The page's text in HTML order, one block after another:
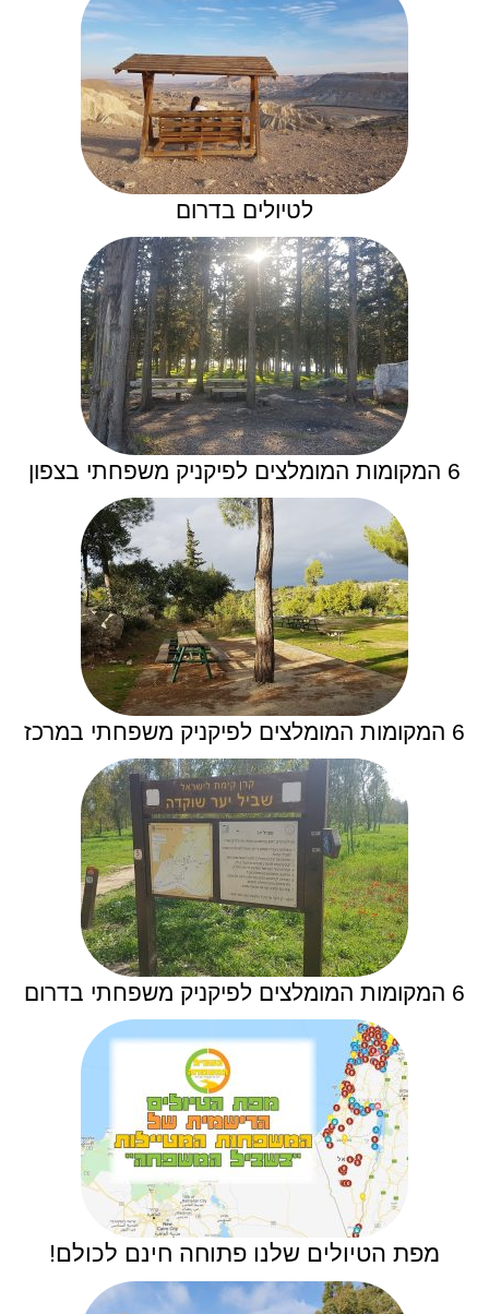
לטיולים בדרום
6 המקומות המומלצים לפיקניק משפחתי בצפון
6 המקומות המומלצים לפיקניק משפחתי במרכז
6 המקומות המומלצים לפיקניק משפחתי בדרום
מפת הטיולים שלנו פתוחה חינם לכולם!